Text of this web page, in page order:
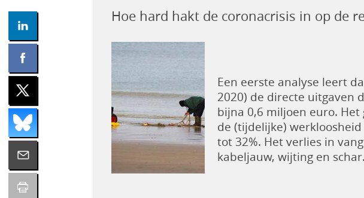
Hoe hard hakt de coronacrisis in op de
Een eerste analyse leert
2020) de directe uitgaven
bijna 0,6 miljoen euro.
de (tijdelijke)
tot 32%. Het verlies in
kabeljauw, wijting en schar.